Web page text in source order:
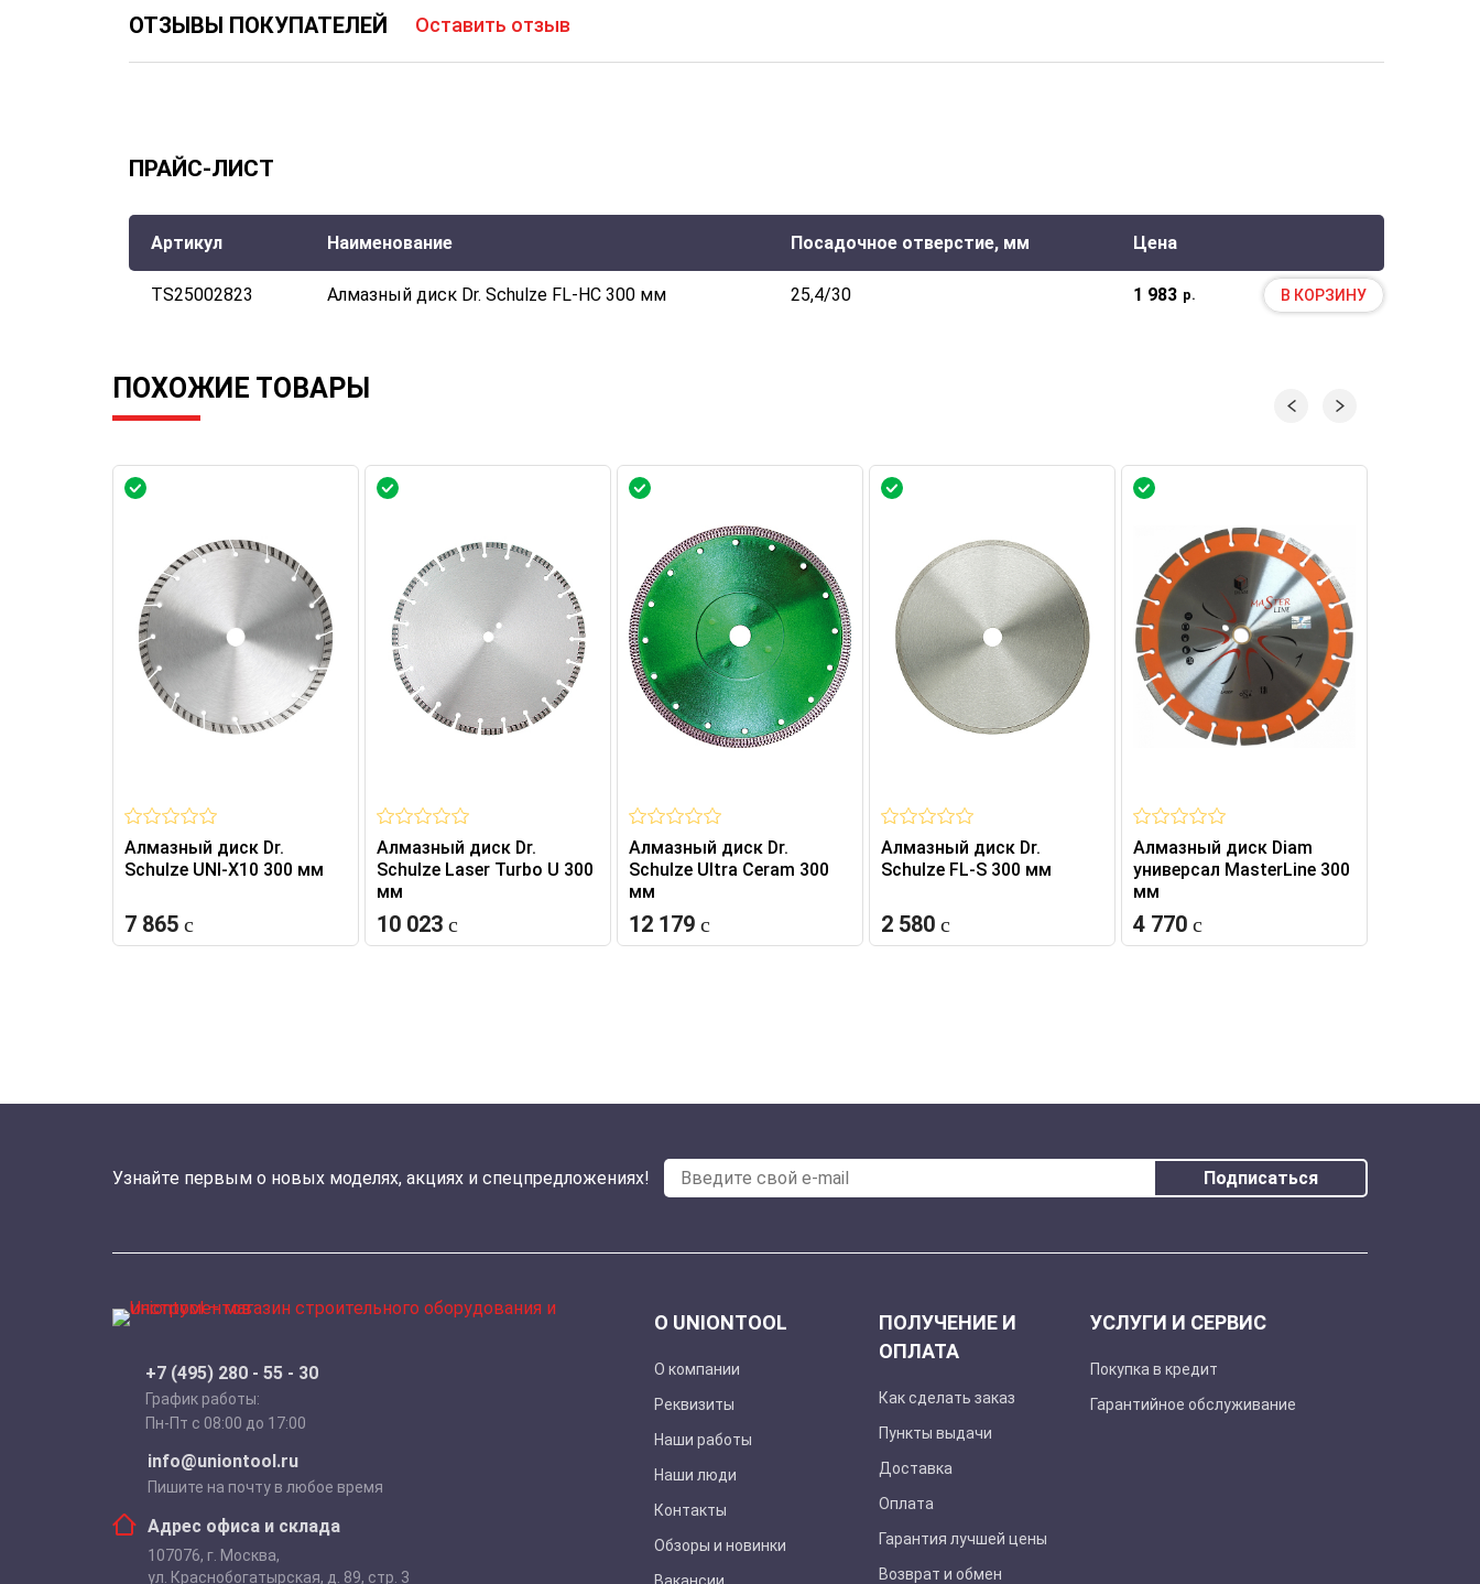
ОТЗЫВЫ ПОКУПАТЕЛЕЙ Оставить отзыв
ПРАЙС-ЛИСТ
Артикул Наименование Посадочное отверстие, мм Цена
TS25002823 Алмазный диск Dr. Schulze FL-HC 300 мм 25,4/30 1 983 р. В КОРЗИНУ
ПОХОЖИЕ ТОВАРЫ
Алмазный диск Dr.
Schulze UNI-X10 300 мм
7 865
Алмазный диск Dr.
Schulze Laser Turbo U 300
мм
10 023
Алмазный диск Dr.
Schulze Ultra Ceram 300
мм
12 179
Алмазный диск Dr.
Schulze FL-S 300 мм
2 580
Алмазный диск Diam
универсал MasterLine 300
мм
4 770
Узнайте первым о новых моделях, акциях и спецпредложениях! Подписаться
+7 (495) 280 - 55 - 30
График работы:
Пн-Пт с 08:00 до 17:00
info@uniontool.ru
Пишите на почту в любое время
Адрес офиса и склада
107076, г. Москва,
ул. Краснобогатырская, д. 89, стр. 3
О UNIONTOOL
О компании
Реквизиты
Наши работы
Наши люди
Контакты
Обзоры и новинки
ПОЛУЧЕНИЕ И
ОПЛАТА
Как сделать заказ
Пункты выдачи
Доставка
Оплата
Гарантия лучшей цены
Возврат и обмен
УСЛУГИ И СЕРВИС
Покупка в кредит
Гарантийное обслуживание